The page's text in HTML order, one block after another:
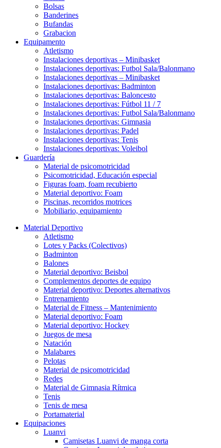
Bolsas
Banderines
Bufandas
Grabacion
Equipamento
Atletismo
Instalaciones deportivas – Minibasket
Instalaciones deportivas: Futbol Sala/Balonmano
Instalaciones deportivas – Minibasket
Instalaciones deportivas: Badminton
Instalaciones deportivas: Baloncesto
Instalaciones deportivas: Fútbol 11 / 7
Instalaciones deportivas: Futbol Sala/Balonmano
Instalaciones deportivas: Gimnasia
Instalaciones deportivas: Padel
Instalaciones deportivas: Tenis
Instalaciones deportivas: Voleibol
Guardería
Material de psicomotricidad
Psicomotricidad, Educación especial
Figuras foam, foam recubierto
Material deportivo: Foam
Piscinas, recorridos motrices
Mobiliario, equipamiento
Material Deportivo
Atletismo
Lotes y Packs (Colectivos)
Badminton
Balones
Material deportivo: Beisbol
Complementos deportes de equipo
Material deportivo: Deportes alternativos
Entrenamiento
Material de Fitness – Mantenimiento
Material deportivo: Foam
Material deportivo: Hockey
Juegos de mesa
Natación
Malabares
Pelotas
Material de psicomotricidad
Redes
Material de Gimnasia Rítmica
Tenis
Tenis de mesa
Portamaterial
Equipaciones
Luanvi
Camisetas Luanvi de manga corta